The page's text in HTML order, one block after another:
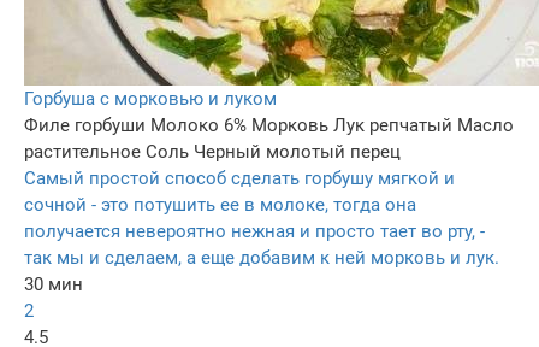
Горбуша с морковью и луком
Филе горбуши Молоко 6% Морковь Лук репчатый Масло
растительное Соль Черный молотый перец
Самый простой способ сделать горбушу мягкой и
сочной - это потушить ее в молоке, тогда она
получается невероятно нежная и просто тает во рту, -
так мы и сделаем, а еще добавим к ней морковь и лук.
30 мин
2
4.5